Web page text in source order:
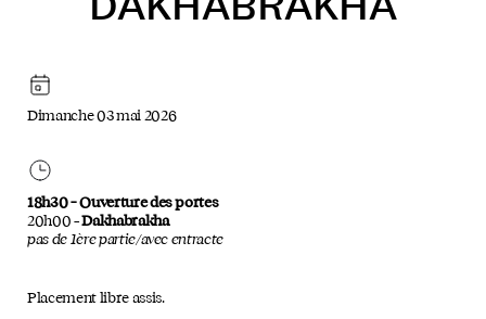
Dimanche 03 mai 2026
18h30 – Ouverture des portes
20h00 –Dakhabrakha
pas de 1ère partie/avec entracte
Placement libre assis.